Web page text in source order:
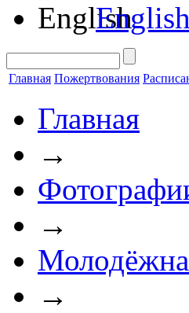
English
Главная Пожертвования
Главная
→
→
→